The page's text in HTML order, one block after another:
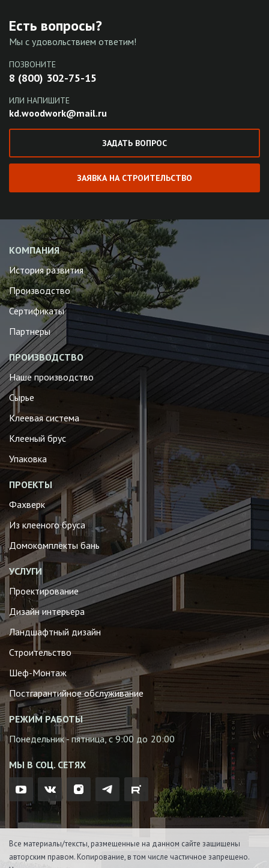
Есть вопросы?
Мы с удовольствием ответим!
ПОЗВОНИТЕ
8 (800) 302-75-15
ИЛИ НАПИШИТЕ
kd.woodwork@mail.ru
ЗАДАТЬ ВОПРОС
ЗАЯВКА НА СТРОИТЕЛЬСТВО
КОМПАНИЯ
История развития
Производство
Сертификаты
Партнеры
ПРОИЗВОДСТВО
Наше производство
Сырье
Клеевая система
Клееный брус
Упаковка
ПРОЕКТЫ
Фахверк
Из клееного бруса
Домокомплекты бань
УСЛУГИ
Проектирование
Дизайн интерьера
Ландшафтный дизайн
Строительство
Шеф-Монтаж
Постгарантийное обслуживание
РЕЖИМ РАБОТЫ
Понедельник - пятница, с 9:00 до 20:00
МЫ В СОЦ. СЕТЯХ
Все материалы/тексты, размещенные на данном сайте защищены
авторским правом. Копирование, в том числе частичное запрещено.